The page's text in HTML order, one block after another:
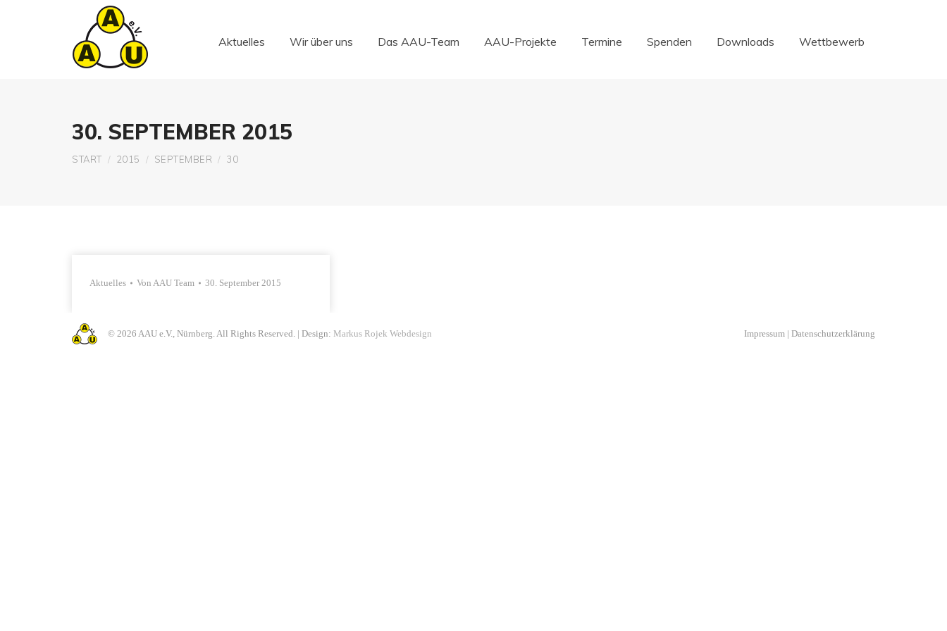
Aktuelles Wir über uns Das AAU-Team AAU-Projekte Termine Spenden Downloads Wettbewerb
30. SEPTEMBER 2015
START 2015 SEPTEMBER 30
Aktuelles Von AAU Team 30. September 2015
© 2026 AAU e.V., Nürnberg. All Rights Reserved. | Design: Markus Rojek Webdesign Impressum | Datenschutzerklärung